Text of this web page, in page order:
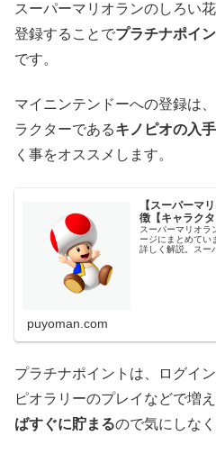
スーパーマリオランのしろい
登録することでプラチナポイ
です。
マイニンテンドーへの登録は
ラクターであるキノピオの入
く事をオススメします。
【スーパーマ
徴【キャラクタ
スーパーマリオラ
ージにまとめてい
詳しく解説。スー
puyoman.com
プラチナポイントは、ログイ
ピオラリーのプレイなどで増え
ばすぐに貯まるので気にしな